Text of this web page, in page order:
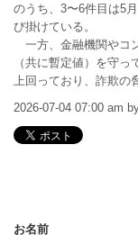
のうち、3〜6件目は5
び掛けている。
一方、金融機関やコ
（共に暫定値）を守
上回っており、詐欺の
2026-07-04 07:00 am
お名前